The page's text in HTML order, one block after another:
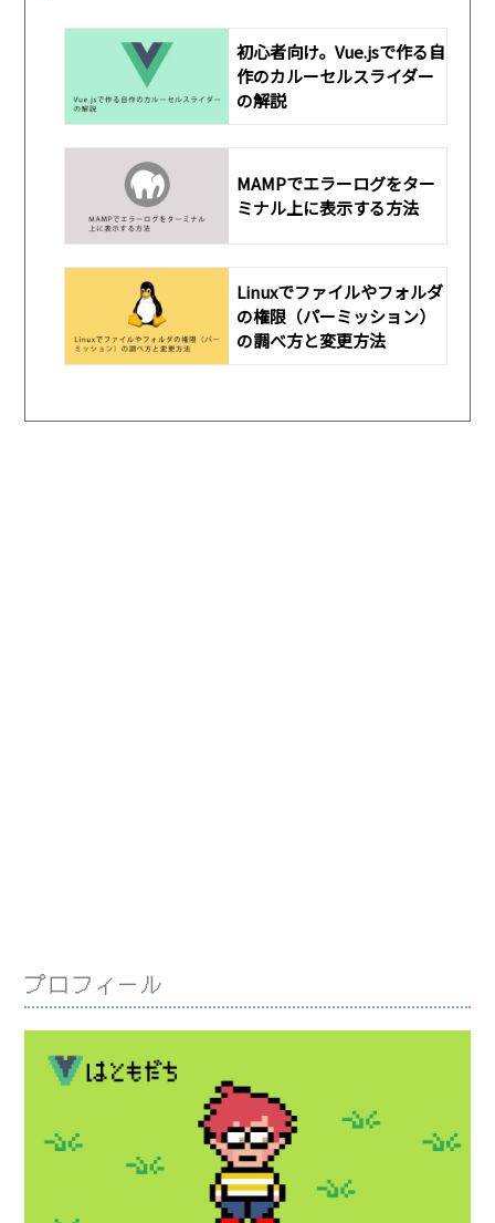
初心者向け。Vue.jsで作る自
作のカルーセルスライダー
の解説
MAMPでエラーログをター
ミナル上に表示する方法
Linuxでファイルやフォルダ
の権限（パーミッション）
の調べ方と変更方法
プロフィール